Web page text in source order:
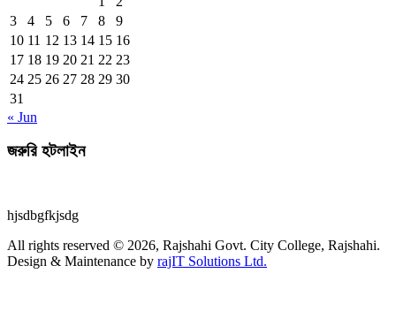
3
4 5 6 7 8
9
10 11 12 13 14 15 16
17 18 19 20 21 22 23
24 25 26 27 28 29 30
31
« Jun
জরুরি হটলাইন
hjsdbgfkjsdg
All rights reserved © 2026, Rajshahi Govt. City College, Rajshahi.
Design & Maintenance by rajIT Solutions Ltd.